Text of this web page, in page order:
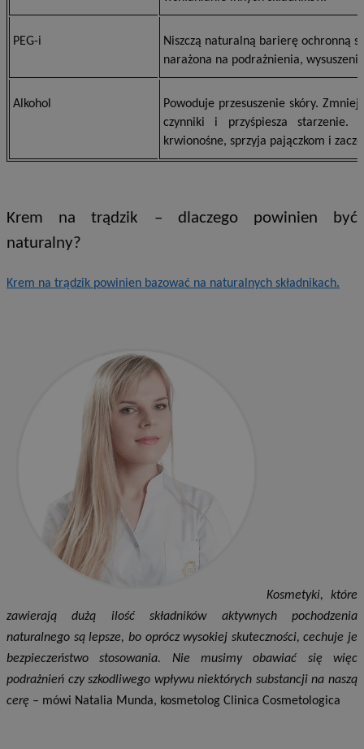
PEG-i
Niszczą naturalną barierę ochronną
narażona na podrażnienia,
Alkohol
Powoduje przesuszenie skóry.
czynniki i przyśpiesza starzenie.
krwionośne, sprzyja pajączkom i
Krem na trądzik – dlaczego powinien być
naturalny?
Krem na trądzik powinien bazować na naturalnych składnikach.
Kosmetyki, które
zawierają dużą ilość składników aktywnych pochodzenia
naturalnego są lepsze, bo oprócz wysokiej skuteczności, cechuje je
bezpieczeństwo stosowania.
Nie musimy obawiać się więc
podrażnień czy szkodliwego wpływu niektórych substancji na naszą
cerę – mówi Natalia Munda, kosmetolog Clinica Cosmetologica